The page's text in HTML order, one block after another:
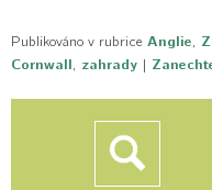
Publikováno v rubrice Anglie
Cornwall zahrady |